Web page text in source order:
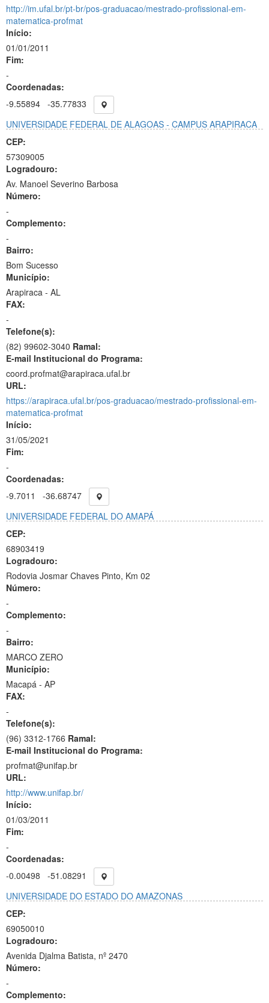
http://im.ufal.br/pt-br/pos-graduacao/mestrado-profissional-em-
matematica-profmat
Início:
01/01/2011
Fim:
-
Coordenadas:
-9.55894 -35.77833
UNIVERSIDADE FEDERAL DE ALAGOAS - CAMPUS ARAPIRACA
CEP:
57309005
Logradouro:
Av. Manoel Severino Barbosa
Número:
-
Complemento:
-
Bairro:
Bom Sucesso
Município:
Arapiraca - AL
FAX:
-
Telefone(s):
(82) 99602-3040 Ramal:
E-mail Institucional do Programa:
coord.profmat@arapiraca.ufal.br
URL:
https://arapiraca.ufal.br/pos-graduacao/mestrado-profissional-em-
matematica-profmat
Início:
31/05/2021
Fim:
-
Coordenadas:
-9.7011
-36.68747
UNIVERSIDADE FEDERAL DO AMAPÁ
CEP:
68903419
Logradouro:
Rodovia Josmar Chaves Pinto, Km 02
Número:
-
Complemento:
-
Bairro:
MARCO ZERO
Município:
Macapá - AP
FAX:
-
Telefone(s):
(96) 3312-1766 Ramal:
E-mail Institucional do Programa:
profmat@unifap.br
URL:
http://www.unifap.br/
Início:
01/03/2011
Fim:
-
Coordenadas:
-0.00498
-51.08291
UNIVERSIDADE DO ESTADO DO AMAZONAS
CEP:
69050010
Logradouro:
Avenida Djalma Batista, nº 2470
Número:
-
Complemento: